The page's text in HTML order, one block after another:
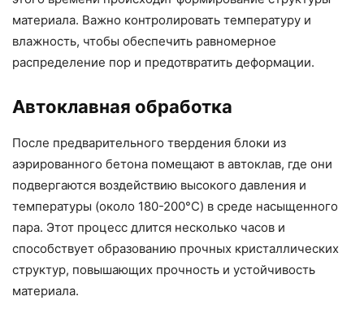
материала. Важно контролировать температуру и
влажность, чтобы обеспечить равномерное
распределение пор и предотвратить деформации.
Автоклавная обработка
После предварительного твердения блоки из
аэрированного бетона помещают в автоклав, где они
подвергаются воздействию высокого давления и
температуры (около 180-200°C) в среде насыщенного
пара. Этот процесс длится несколько часов и
способствует образованию прочных кристаллических
структур, повышающих прочность и устойчивость
материала.